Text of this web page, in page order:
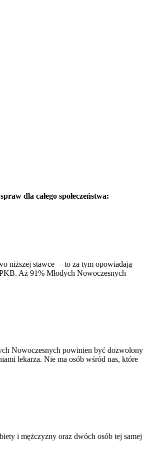
dla całego społeczeństwa:
niższej stawce – to za tym opowiadają
Aż 91% Młodych Nowoczesnych
Nowoczesnych powinien być dozwolony
lekarza. Nie ma osób wśród nas, które
i mężczyzny oraz dwóch osób tej samej